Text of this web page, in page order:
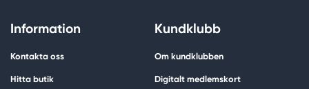
Information
Kontakta oss
Hitta butik
Kundklubb
Om kundklubben
Digitalt medlemskort